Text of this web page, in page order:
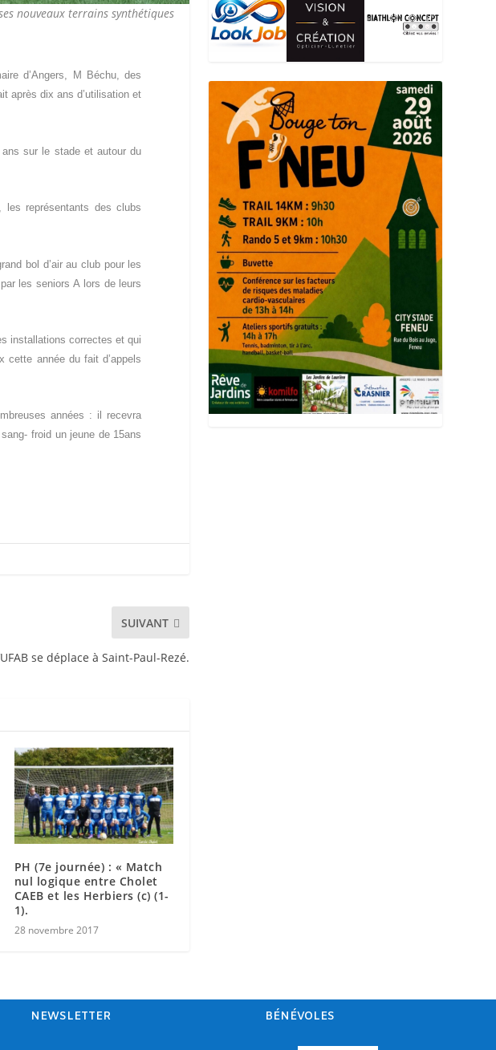
nouveaux terrains synthétiques
d’Angers, M Béchu, des
après dix ans d’utilisation et
sur le stade et autour du
les représentants des clubs
bol d’air au club pour les
les seniors A lors de leurs
installations correctes et qui
cette année du fait d’appels
années : il recevra
froid un jeune de 15ans
SUIVANT
se déplace à Saint-Paul-Rezé.
PH (7e journée) : « Match
nul logique entre Cholet
CAEB et les Herbiers (c) (1-
1).
28 novembre 2017
NEWSLETTER BÉNÉVOLES